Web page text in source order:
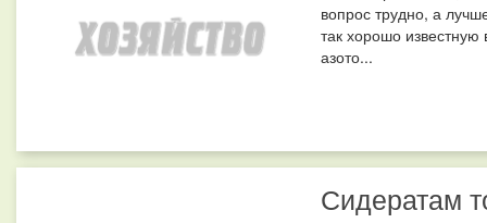
вопрос трудно, а
так хорошо
азото...
Сидератам